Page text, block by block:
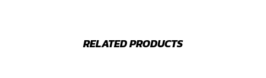
RELATED PRODUCTS